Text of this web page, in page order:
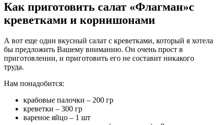
Как приготовить салат «Флагман»с
креветками и корнишонами
А вот еще один вкусный салат с креветками, который я хотела
бы предложить Вашему вниманию. Он очень прост в
приготовлении, и приготовить его не составит никакого
труда.
Нам понадобится:
крабовые палочки – 200 гр
креветки – 300 гр
вареное яйцо – 1 шт